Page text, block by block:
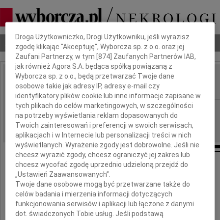
Nekrologi Odeszli Poradnik pogrzebowy
IMIĘ I NAZWISKO: Adam Kacperski
REGION: Warszawa
DATA EMISJI: 17.03.2011
W dniu 13 marca 2011 roku w wieku 67 lat
zmarł nasz kochany Mąż i Tata
Dbamy o Twoją prywatność
Droga Użytkowniczko, Drogi Użytkowniku, jeśli wyrazisz
zgodę klikając "Akceptuję", Wyborcza sp. z o.o. oraz jej
Zaufani Partnerzy, w tym [874 ] Zaufanych Partnerów IAB,
jak również Agora S.A. będąca spółką powiązaną z
Wyborcza sp. z o.o., będą przetwarzać Twoje dane
osobowe takie jak adresy IP, adresy e-mail czy
identyfikatory plików cookie lub inne informacje zapisane w
tych plikach do celów marketingowych, w szczególności
na potrzeby wyświetlania reklam dopasowanych do
Twoich zainteresowań i preferencji w swoich serwisach,
aplikacjach i w Internecie lub personalizacji treści w nich
wyświetlanych. Wyrażenie zgody jest dobrowolne. Jeśli nie
chcesz wyrazić zgody, chcesz ograniczyć jej zakres lub
chcesz wycofać zgodę uprzednio udzieloną przejdź do
„Ustawień Zaawansowanych”.
Twoje dane osobowe mogą być przetwarzane także do
celów badania i mierzenia informacji dotyczących
funkcjonowania serwisów i aplikacji lub łączone z danymi
dot. świadczonych Tobie usług. Jeśli podstawą